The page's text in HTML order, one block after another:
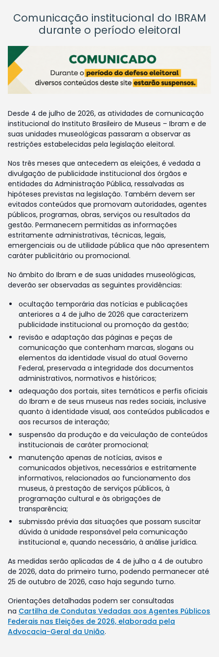
Comunicação institucional do IBRAM
durante o período eleitoral
Desde 4 de julho de 2026, as atividades de comunicação
institucional do Instituto Brasileiro de Museus – Ibram e de
suas unidades museológicas passaram a observar as
restrições estabelecidas pela legislação eleitoral.
Nos três meses que antecedem as eleições, é vedada a
divulgação de publicidade institucional dos órgãos e
entidades da Administração Pública, ressalvadas as
hipóteses previstas na legislação. Também devem ser
evitados conteúdos que promovam autoridades, agentes
públicos, programas, obras, serviços ou resultados da
gestão. Permanecem permitidas as informações
estritamente administrativas, técnicas, legais,
emergenciais ou de utilidade pública que não apresentem
caráter publicitário ou promocional.
No âmbito do Ibram e de suas unidades museológicas,
deverão ser observadas as seguintes providências:
ocultação temporária das notícias e publicações
anteriores a 4 de julho de 2026 que caracterizem
publicidade institucional ou promoção da gestão;
revisão e adaptação das páginas e peças de
comunicação que contenham marcas, slogans ou
elementos da identidade visual do atual Governo
Federal, preservada a integridade dos documentos
administrativos, normativos e históricos;
adequação dos portais, sites temáticos e perfis oficiais
do Ibram e de seus museus nas redes sociais, inclusive
quanto à identidade visual, aos conteúdos publicados e
aos recursos de interação;
suspensão da produção e da veiculação de conteúdos
institucionais de caráter promocional;
manutenção apenas de notícias, avisos e
comunicados objetivos, necessários e estritamente
informativos, relacionados ao funcionamento dos
museus, à prestação de serviços públicos, à
programação cultural e às obrigações de
transparência;
submissão prévia das situações que possam suscitar
dúvida à unidade responsável pela comunicação
institucional e, quando necessário, à análise jurídica.
As medidas serão aplicadas de 4 de julho a 4 de outubro
de 2026, data do primeiro turno, podendo permanecer até
25 de outubro de 2026, caso haja segundo turno.
Orientações detalhadas podem ser consultadas
na Cartilha de Condutas Vedadas aos Agentes Públicos
Federais nas Eleições de 2026, elaborada pela
Advocacia-Geral da União.